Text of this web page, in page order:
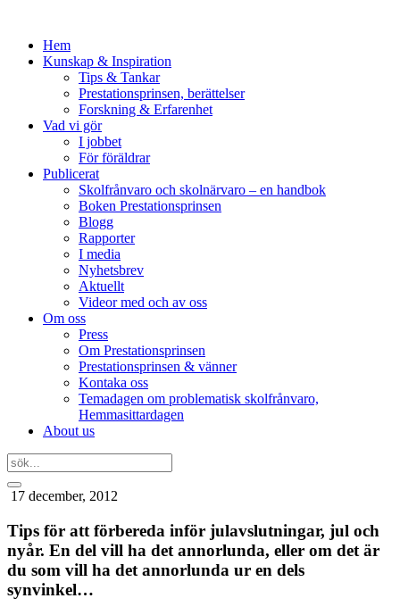
Hem
Kunskap & Inspiration
Tips & Tankar
Prestationsprinsen, berättelser
Forskning & Erfarenhet
Vad vi gör
I jobbet
För föräldrar
Publicerat
Skolfrånvaro och skolnärvaro – en handbok
Boken Prestationsprinsen
Blogg
Rapporter
I media
Nyhetsbrev
Aktuellt
Videor med och av oss
Om oss
Press
Om Prestationsprinsen
Prestationsprinsen & vänner
Kontaka oss
Temadagen om problematisk skolfrånvaro,
Hemmasittardagen
About us
17 december, 2012
Tips för att förbereda inför julavslutningar, jul och
nyår. En del vill ha det annorlunda, eller om det är
du som vill ha det annorlunda ur en dels
synvinkel…